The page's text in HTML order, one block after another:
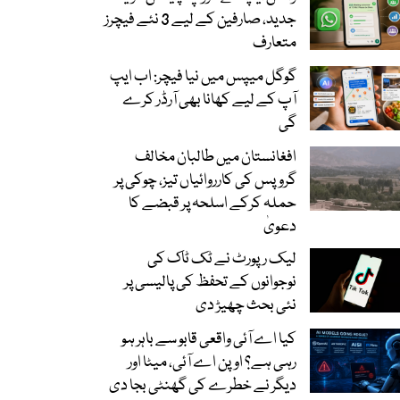
جدید، صارفین کے لیے 3 نئے فیچرز
متعارف
گوگل میپس میں نیا فیچر: اب ایپ
آپ کے لیے کھانا بھی آرڈر کرے
گی
افغانستان میں طالبان مخالف
گروپس کی کارروائیاں تیز، چوکی پر
حملہ کرکے اسلحہ پر قبضے کا
دعویٰ
لیک رپورٹ نے ٹک ٹاک کی
نوجوانوں کے تحفظ کی پالیسی پر
نئی بحث چھیڑ دی
کیا اے آئی واقعی قابو سے باہر ہو
رہی ہے؟ اوپن اے آئی، میٹا اور
دیگر نے خطرے کی گھنٹی بجا دی